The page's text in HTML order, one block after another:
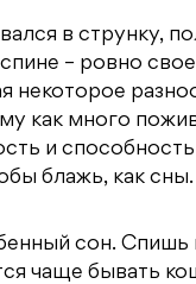
в струнку,
– ровно
некоторое
как много
и
блажь, как сны.
сон. Спишь
чаще бывать